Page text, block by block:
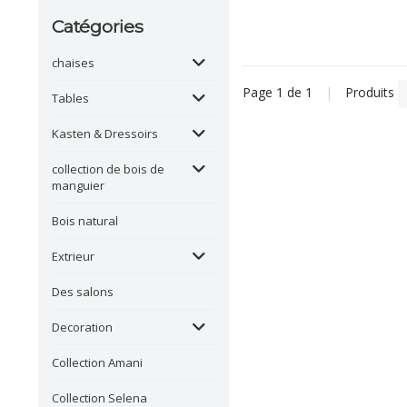
Catégories
chaises
Tables
Kasten & Dressoirs
collection de bois de
manguier
Bois natural
Extrieur
Des salons
Decoration
Collection Amani
Collection Selena
Page 1 de 1 | Produits